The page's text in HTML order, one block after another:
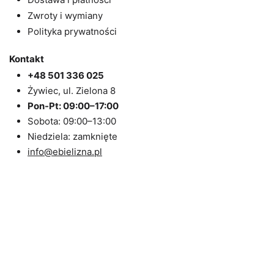
Zwroty i wymiany
Polityka prywatności
Kontakt
+48 501 336 025
Żywiec, ul. Zielona 8
Pon-Pt: 09:00–17:00
Sobota: 09:00–13:00
Niedziela: zamknięte
info@ebielizna.pl